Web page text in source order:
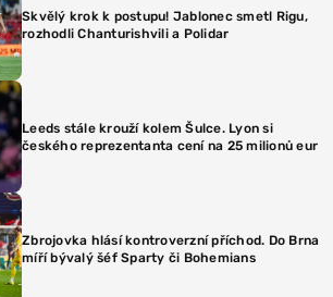
Skvělý krok k postupu! Jablonec smetl Rigu,
rozhodli Chanturishvili a Polidar
Leeds stále krouží kolem Šulce. Lyon si
českého reprezentanta cení na 25 milionů eur
Zbrojovka hlásí kontroverzní příchod. Do Brna
míří bývalý šéf Sparty či Bohemians